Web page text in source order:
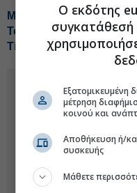
Μυτιληναίος: Τα
Τσίπρας: Οι
Tips για ΔΕΗ, ΚΥΠΡ
Ο εκδότης
συγκατάθεσή
Εξατομικευμένη
μέτρηση
κοινού και
Αποθήκευση ή/
συσκευής
Μάθετε